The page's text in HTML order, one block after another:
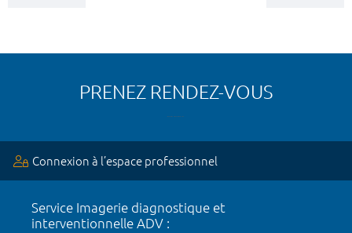
PRENEZ RENDEZ-VOUS
Connexion à l’espace professionnel
Service Imagerie diagnostique et
interventionnelle ADV :